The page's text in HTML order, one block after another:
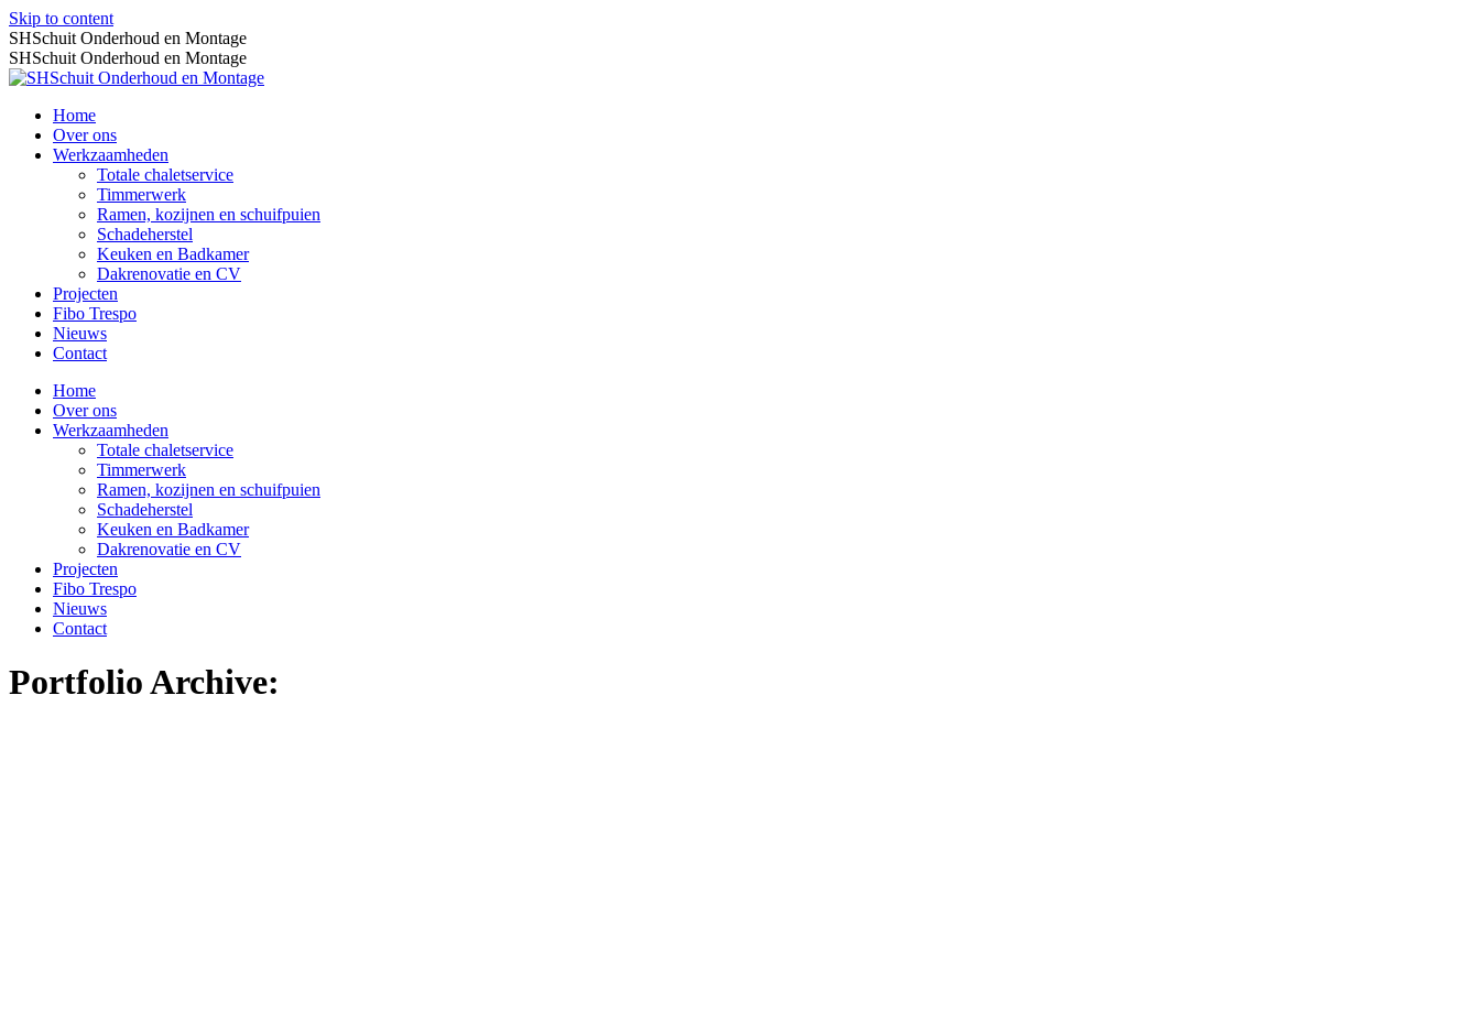
Skip to content
SHSchuit Onderhoud en Montage
SHSchuit Onderhoud en Montage
Home
Over ons
Werkzaamheden
Totale chaletservice
Timmerwerk
Ramen, kozijnen en schuifpuien
Schadeherstel
Keuken en Badkamer
Dakrenovatie en CV
Projecten
Fibo Trespo
Nieuws
Contact
Home
Over ons
Werkzaamheden
Totale chaletservice
Timmerwerk
Ramen, kozijnen en schuifpuien
Schadeherstel
Keuken en Badkamer
Dakrenovatie en CV
Projecten
Fibo Trespo
Nieuws
Contact
Portfolio Archive: